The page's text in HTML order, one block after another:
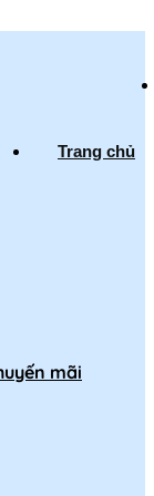
Trang chủ
mãi